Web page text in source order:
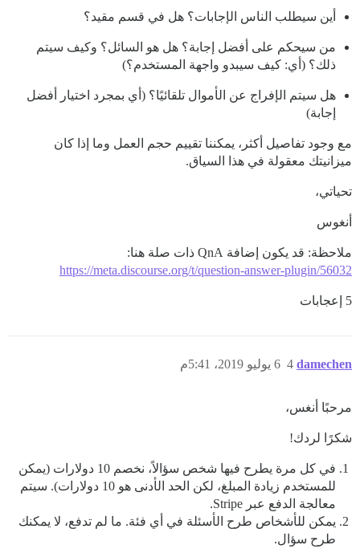
أين سيطلب الناس الإجابات؟ هل في قسم مقيد؟
من سيحكم على أفضل إجابة؟ هل هو السائل؟ وكيف سيتم
ذلك؟ (أي: كيف سيبدو واجهة المستخدم؟)
هل سيتم الإفراج عن الأموال تلقائيًا؟ (أي بمجرد اختيار أفضل
إجابة)
مع وجود تفاصيل أكثر، يمكننا تقييم حجم العمل وما إذا كان
ميزانيتك معقولة في هذا السياق.
تحياتي،
أنغوس
ملاحظة: قد يكون إضافة QnA ذات صلة هنا:
https://meta.discourse.org/t/question-answer-plugin/56032
5 إعجابات
damechen 6 يوليو 2019، 5:41م 4
مرحبًا أنغس،
شكرًا لردك!
في كل مرة يطرح فيها شخص سؤالاً، نخصم 10 دولارات (يمكن
للمستخدم زيادة المبلغ، لكن الحد الأدنى هو 10 دولارات). سيتم
معالجة الدفع عبر Stripe.
يمكن للأشخاص طرح الأسئلة في أي فئة. ما لم تدفع، لا يمكنك
طرح سؤال.